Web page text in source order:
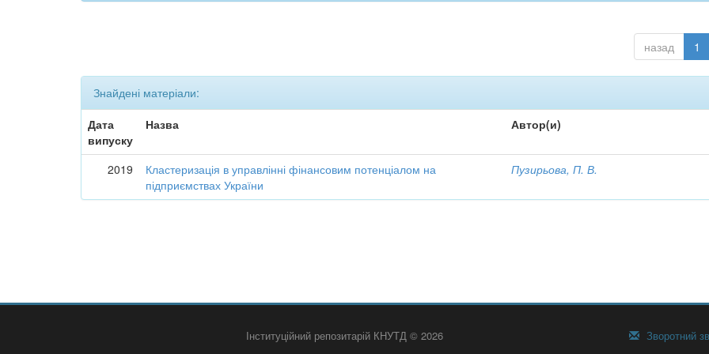
назад 1
Знайдені матеріали:
Дата
випуску
Назва Автор(и)
2019
Кластеризація в управлінні фінансовим потенціалом на
підприємствах України
Пузирьова, П. В.
Інституційний репозитарій КНУТД © 2026 Зворотний